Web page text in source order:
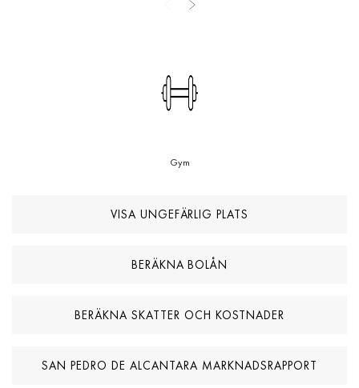
Gym
VISA UNGEFÄRLIG PLATS
BERÄKNA BOLÅN
BERÄKNA SKATTER OCH KOSTNADER
SAN PEDRO DE ALCANTARA MARKNADSRAPPORT